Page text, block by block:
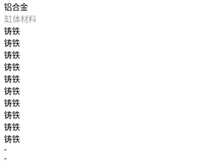
铝合金
缸体材料
铸铁
铸铁
铸铁
铸铁
铸铁
铸铁
铸铁
铸铁
铸铁
铸铁
-
-